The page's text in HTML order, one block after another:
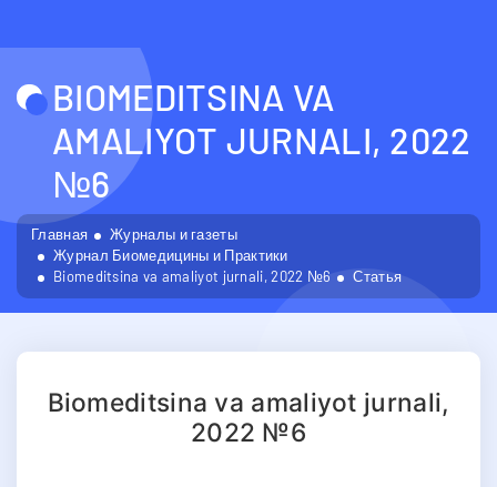
BIOMEDITSINA VA
AMALIYOT JURNALI, 2022
№6
Главная
Журналы и газеты
Журнал Биомедицины и Практики
Biomeditsina va amaliyot jurnali, 2022 №6
Статья
Biomeditsina va amaliyot jurnali,
2022 №6